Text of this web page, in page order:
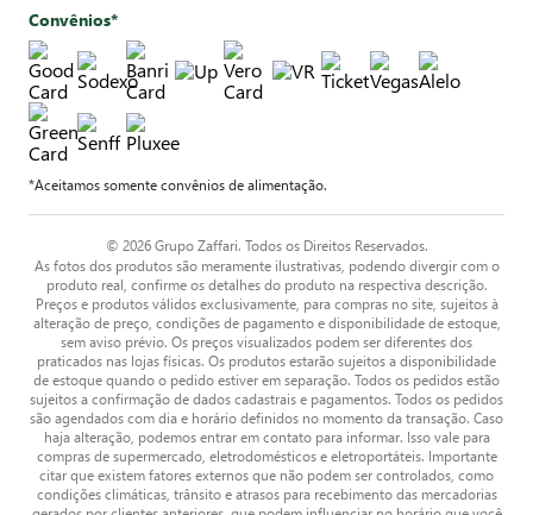
Convênios*
*Aceitamos somente convênios de alimentação.
© 2026 Grupo Zaffari. Todos os Direitos Reservados.
As fotos dos produtos são meramente ilustrativas, podendo divergir com o
produto real, confirme os detalhes do produto na respectiva descrição.
Preços e produtos válidos exclusivamente, para compras no site, sujeitos à
alteração de preço, condições de pagamento e disponibilidade de estoque,
sem aviso prévio. Os preços visualizados podem ser diferentes dos
praticados nas lojas físicas. Os produtos estarão sujeitos a disponibilidade
de estoque quando o pedido estiver em separação. Todos os pedidos estão
sujeitos a confirmação de dados cadastrais e pagamentos. Todos os pedidos
são agendados com dia e horário definidos no momento da transação. Caso
haja alteração, podemos entrar em contato para informar. Isso vale para
compras de supermercado, eletrodomésticos e eletroportáteis. Importante
citar que existem fatores externos que não podem ser controlados, como
condições climáticas, trânsito e atrasos para recebimento das mercadorias